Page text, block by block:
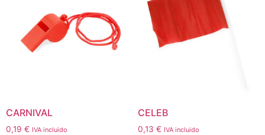
CARNIVAL
0,19 € IVA incluido
CELEB
0,13 € IVA incluido